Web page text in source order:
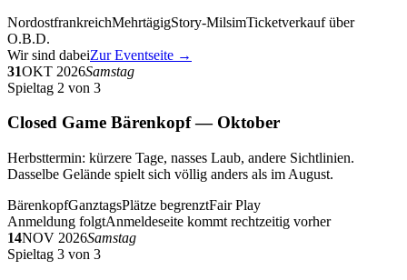
NordostfrankreichMehrtägigStory-MilsimTicketverkauf über
O.B.D.
Wir sind dabeiZur Eventseite →
31OKT 2026Samstag
Spieltag 2 von 3
Closed Game Bärenkopf — Oktober
Herbsttermin: kürzere Tage, nasses Laub, andere Sichtlinien.
Dasselbe Gelände spielt sich völlig anders als im August.
BärenkopfGanztagsPlätze begrenztFair Play
Anmeldung folgtAnmeldeseite kommt rechtzeitig vorher
14NOV 2026Samstag
Spieltag 3 von 3